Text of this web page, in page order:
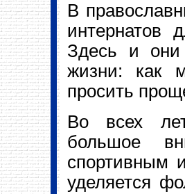
В
интернатов
Здесь и они
жизни: как
просить
Во всех
большое
спортивным
уделяется